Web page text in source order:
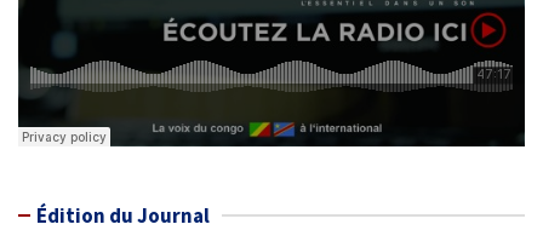
Édition du Journal